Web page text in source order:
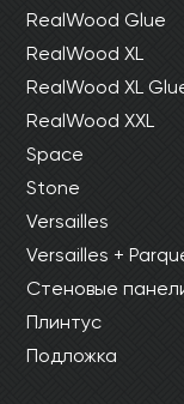
RealWood Glue
RealWood XL
RealWood XL
RealWood XXL
Space
Stone
Versailles
Versailles +
Стеновые
Плинтус
Подложка